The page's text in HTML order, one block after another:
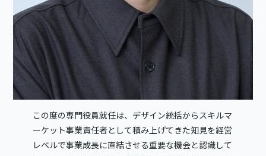
この度の専門役員就任は、デザイン統括からスキルマ
ーケット事業責任者として積み上げてきた知見を経営
レベルで事業成長に直結させる重要な機会と認識して